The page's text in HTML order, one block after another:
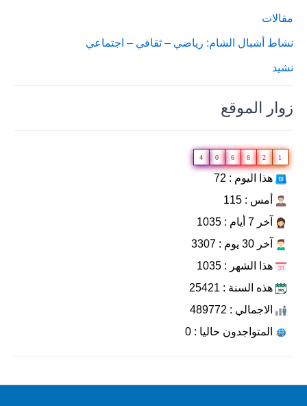
مقالات
نشاط أشبال الشام: رياضي – ثقافي – اجتماعي
نشيد
زوار الموقع
4 0 6 8 2 1
هذا اليوم : 72
أمس : 115
آخر 7 أيام : 1035
آخر 30 يوم : 3307
هذا الشهر : 1035
هذه السنة : 25421
الاجمالي : 489772
المتواجدون حاليا : 0